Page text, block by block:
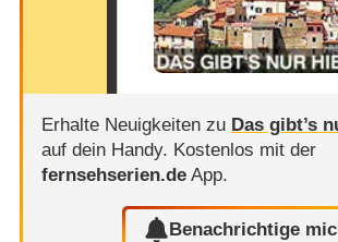
Erhalte Neuigkeiten zu Das gibt’s
auf dein Handy. Kostenlos mit der
fernsehserien.deApp.
Benachrichtige